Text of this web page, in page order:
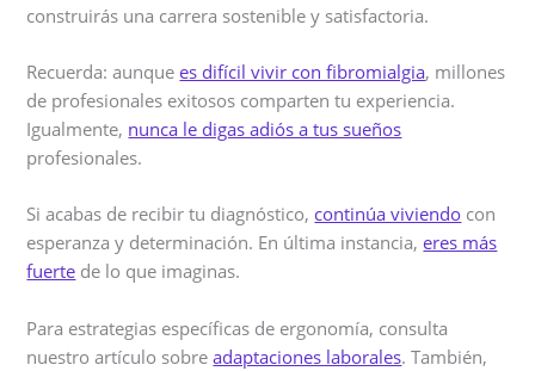
construirás una carrera sostenible y satisfactoria.
Recuerda: aunquees difícil vivir con fibromialgia, millones
de profesionales exitosos comparten tu experiencia.
Igualmente, nunca le digas adiós a tus sueños
profesionales.
Si acabas de recibir tu diagnóstico, continúa viviendo con
esperanza y determinación. En última instancia,eres más
fuerte de lo que imaginas.
Para estrategias específicas de ergonomía, consulta
nuestro artículo sobreadaptaciones laborales. También,